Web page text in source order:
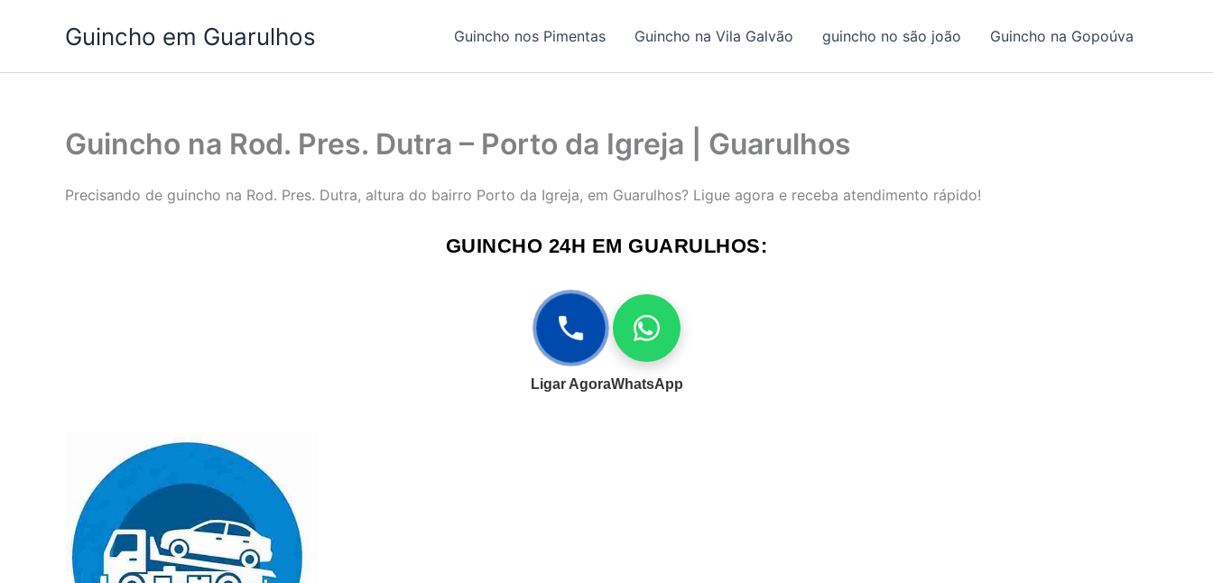
Guincho em Guarulhos Guincho nos Pimentas Guincho na Vila Galvão guincho no são joão Guincho na Gopoúva
Guincho na Rod. Pres. Dutra – Porto da Igreja | Guarulhos
Precisando de guincho na Rod. Pres. Dutra, altura do bairro Porto da Igreja, em Guarulhos? Ligue agora e receba atendimento rápido!
GUINCHO 24H EM GUARULHOS:
Ligar AgoraWhatsApp